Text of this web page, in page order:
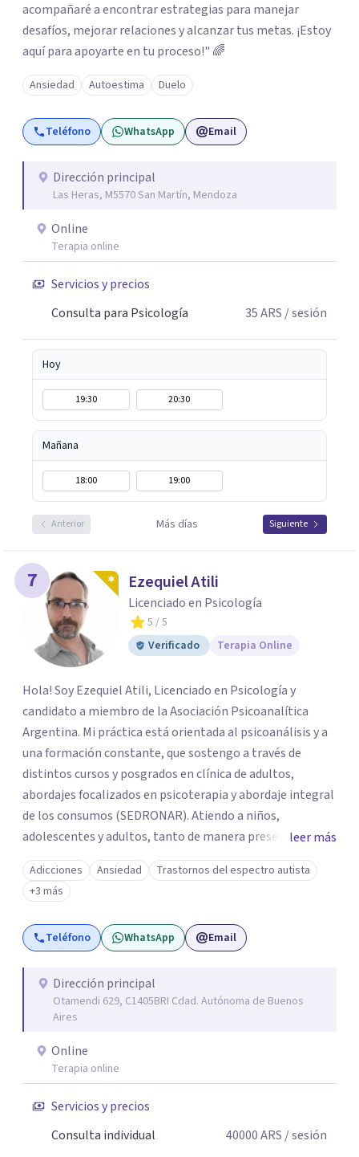
acompañaré a encontrar estrategias para manejar
desafíos, mejorar relaciones y alcanzar tus metas. ¡Estoy
aquí para apoyarte en tu proceso!" 🌈
Ansiedad Autoestima Duelo
Teléfono WhatsApp Email
Dirección principal
Las Heras, M5570 San Martín, Mendoza
Online
Terapia online
Servicios y precios
Consulta para Psicología
35ARS / sesión
Hoy
19:30 20:30
Mañana
18:00 19:00
Anterior Más días Siguiente
7 Ezequiel Atili
Licenciado en Psicología
5 / 5
Verificado
Terapia Online
Hola! Soy Ezequiel Atili, Licenciado en Psicología y
candidato a miembro de la Asociación Psicoanalítica
Argentina. Mi práctica está orientada al psicoanálisis y a
una formación constante, que sostengo a través de
distintos cursos y posgrados en clínica de adultos,
abordajes focalizados en psicoterapia y abordaje integral
de los consumos (SEDRONAR). Atiendo a niños,
adolescentes y adultos, tanto de manera presencial
como online. Trabajo con distintas problemáticas como
depresión, ataques de pánico, adicciones, trastornos
alimentarios, trastornos del espectro autista (TEA) y
otras situaciones que generan malestar. Entiendo que
cada persona llega con una historia única, por eso el
quien consulta.
leer más
Adicciones Ansiedad
Trastornos del espectro autista
+3 más
Teléfono WhatsApp Email
Dirección principal
Otamendi 629, C1405BRI Cdad. Autónoma de Buenos
Aires
Online
Terapia online
Servicios y precios
Consulta individual
40000ARS / sesión